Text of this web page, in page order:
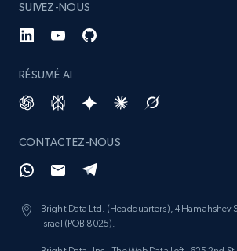
SUIVEZ-NOUS
RÉSUMÉ AI
CONTACTEZ-NOUS
Bright Data Ltd. (Headquarters), 4 Hamahshev
Israel (POB 8025).